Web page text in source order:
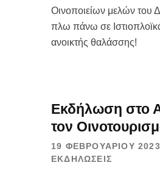
Οινοποιείων μελών του
πλω πάνω σε
ανοικτής θαλάσσης!
Εκδήλωση στο
τον
19 ΦΕΒΡΟΥΑΡΊΟΥ 2023
ΕΚΔΗΛΏΣΕΙΣ